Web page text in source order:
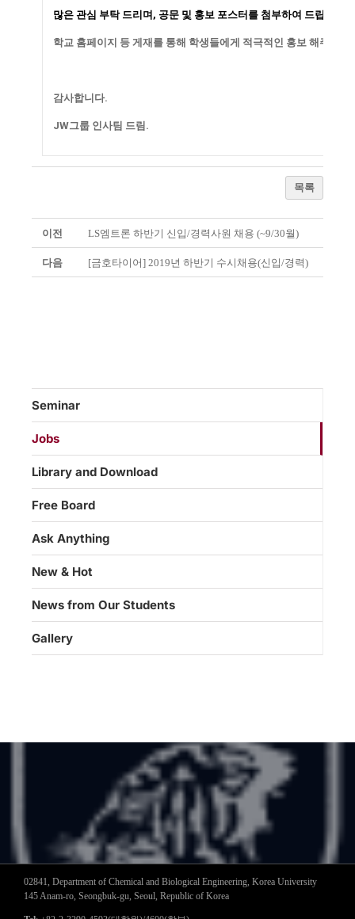
많은 관심 부탁 드리며, 공문 및 홍보 포스터를 첨부하여 드립니다.
학교 홈페이지 등 게재를 통해 학생들에게 적극적인 홍보 해주시면
감사합니다.
JW그룹 인사팀 드림.
목록
이전 LS엠트론 하반기 신입/경력사원 채용 (~9/30월)
다음 [금호타이어] 2019년 하반기 수시채용(신입/경력)
Seminar
Jobs
Library and Download
Free Board
Ask Anything
New & Hot
News from Our Students
Gallery
02841, Department of Chemical and Biological Engineering, Korea University
145 Anam-ro, Seongbuk-gu, Seoul, Republic of Korea